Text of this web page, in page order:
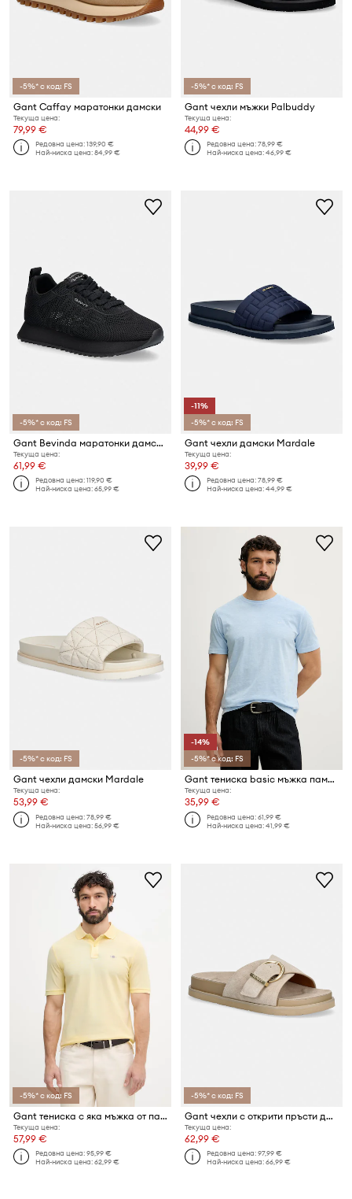
-5%* с код: FS
Gant Caffay маратонки дамски
Текуща цена:
79,99 €
Редовна цена:139,90 €
Най-ниска цена:84,99 €
-5%* с код: FS
Gant чехли мъжки Palbuddy
Текуща цена:
44,99 €
Редовна цена:78,99 €
Най-ниска цена:46,99 €
-5%* с код: FS
Gant Bevinda маратонки дамски
Текуща цена:
61,99 €
Редовна цена:119,90 €
Най-ниска цена:65,99 €
-11%
-5%* с код: FS
Gant чехли дамски Mardale
Текуща цена:
39,99 €
Редовна цена:78,99 €
Най-ниска цена:44,99 €
-5%* с код: FS
Gant чехли дамски Mardale
Текуща цена:
53,99 €
Редовна цена:78,99 €
Най-ниска цена:56,99 €
-14%
-5%* с код: FS
Gant тениска basic мъжка памучна
Текуща цена:
35,99 €
Редовна цена:61,99 €
Най-ниска цена:41,99 €
-5%* с код: FS
Gant тениска с яка мъжка от памук
Текуща цена:
57,99 €
Редовна цена:95,99 €
Най-ниска цена:62,99 €
-5%* с код: FS
Gant чехли с открити пръсти дамски от велур Mardale
Текуща цена:
62,99 €
Редовна цена:97,99 €
Най-ниска цена:66,99 €